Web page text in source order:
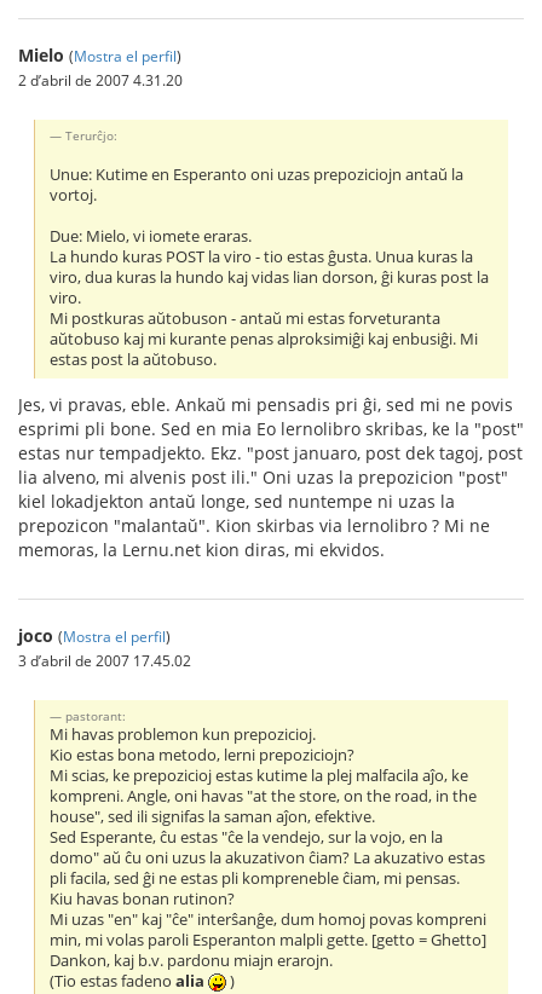
Mielo (Mostra el perfil)
2 d’abril de 2007 4.31.20
Terurĉjo:
Unue: Kutime en Esperanto oni uzas prepoziciojn antaŭ la
vortoj.
Due: Mielo, vi iomete eraras.
La hundo kuras POST la viro - tio estas ĝusta. Unua kuras la
viro, dua kuras la hundo kaj vidas lian dorson, ĝi kuras post la
viro.
Mi postkuras aŭtobuson - antaŭ mi estas forveturanta
aŭtobuso kaj mi kurante penas alproksimiĝi kaj enbusiĝi. Mi
estas post la aŭtobuso.
Jes, vi pravas, eble. Ankaŭ mi pensadis pri ĝi, sed mi ne povis
esprimi pli bone. Sed en mia Eo lernolibro skribas, ke la "post"
estas nur tempadjekto. Ekz. "post januaro, post dek tagoj, post
lia alveno, mi alvenis post ili." Oni uzas la prepozicion "post"
kiel lokadjekton antaŭ longe, sed nuntempe ni uzas la
prepozicon "malantaŭ". Kion skirbas via lernolibro ? Mi ne
memoras, la Lernu.net kion diras, mi ekvidos.
joco (Mostra el perfil)
3 d’abril de 2007 17.45.02
pastorant:
Mi havas problemon kun prepozicioj.
Kio estas bona metodo, lerni prepoziciojn?
Mi scias, ke prepozicioj estas kutime la plej malfacila aĵo, ke
kompreni. Angle, oni havas "at the store, on the road, in the
house", sed ili signifas la saman aĵon, efektive.
Sed Esperante, ĉu estas "ĉe la vendejo, sur la vojo, en la
domo" aŭ ĉu oni uzus la akuzativon ĉiam? La akuzativo estas
pli facila, sed ĝi ne estas pli kompreneble ĉiam, mi pensas.
Kiu havas bonan rutinon?
Mi uzas "en" kaj "ĉe" interŝanĝe, dum homoj povas kompreni
min, mi volas paroli Esperanton malpli gette. [getto = Ghetto]
Dankon, kaj b.v. pardonu miajn erarojn.
(Tio estas fadenoalia )